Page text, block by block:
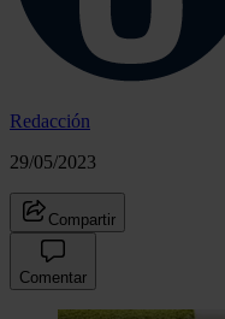
Redacción
29/05/2023
Compartir
Comentar